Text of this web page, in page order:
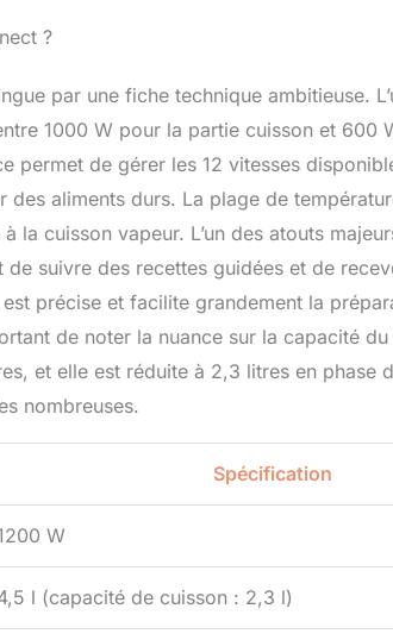
?
par une fiche technique ambitieuse.
1000 W pour la partie cuisson et 600
de gérer les 12 vitesses
aliments durs. La plage de
cuisson vapeur. L’un des atouts
suivre des recettes guidées et de
précise et facilite grandement la
de noter la nuance sur la capacité
et elle est réduite à 2,3 litres en phase
nombreuses.
Spécification
W
l (capacité de cuisson : 2,3 l)